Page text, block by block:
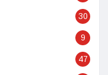
30
9
47